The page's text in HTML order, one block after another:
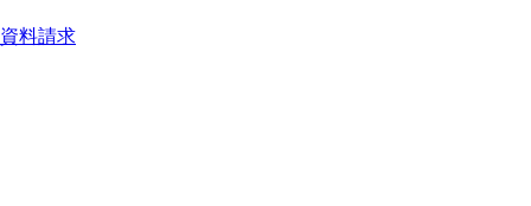
資料請求